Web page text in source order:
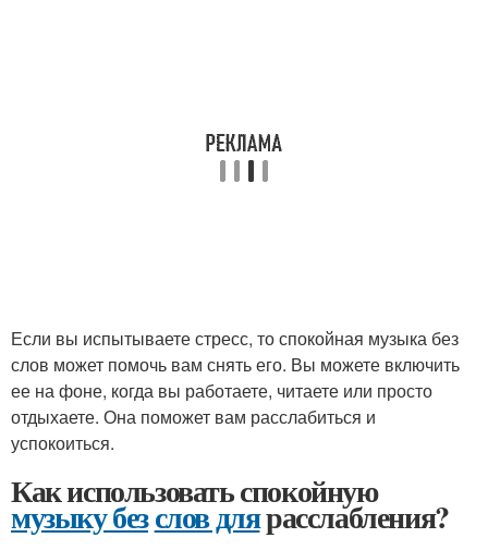
Если вы испытываете стресс, то спокойная музыка без
слов может помочь вам снять его. Вы можете включить
ее на фоне, когда вы работаете, читаете или просто
отдыхаете. Она поможет вам расслабиться и
успокоиться.
Как использовать спокойную
музыку безслов длярасслабления?